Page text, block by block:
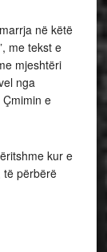
në këtë
me tekst e
mjeshtëri
nga
e
kur e
të përbërë